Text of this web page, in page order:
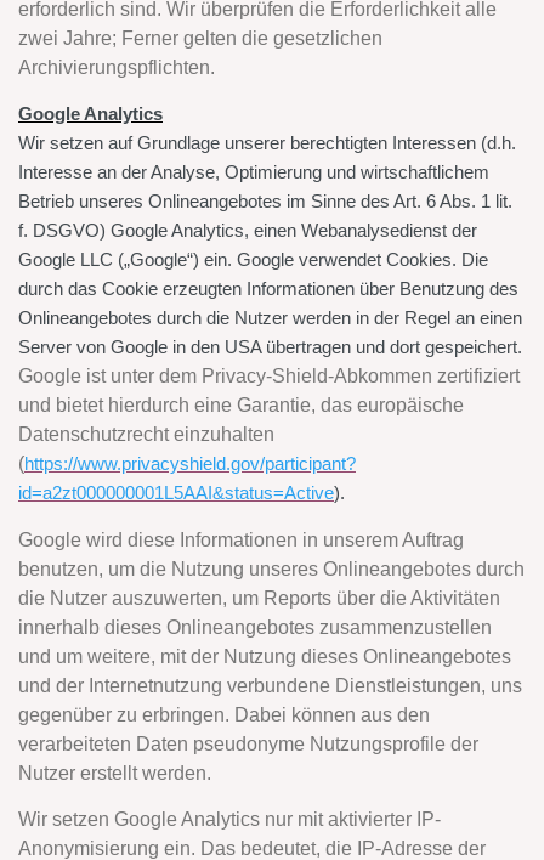
erforderlich sind. Wir überprüfen die Erforderlichkeit alle
zwei Jahre; Ferner gelten die gesetzlichen
Archivierungspflichten.
Google Analytics
Wir setzen auf Grundlage unserer berechtigten Interessen (d.h.
Interesse an der Analyse, Optimierung und wirtschaftlichem
Betrieb unseres Onlineangebotes im Sinne des Art. 6 Abs. 1 lit.
f. DSGVO) Google Analytics, einen Webanalysedienst der
Google LLC („Google“) ein. Google verwendet Cookies. Die
durch das Cookie erzeugten Informationen über Benutzung des
Onlineangebotes durch die Nutzer werden in der Regel an einen
Server von Google in den USA übertragen und dort gespeichert.
Google ist unter dem Privacy-Shield-Abkommen zertifiziert
und bietet hierdurch eine Garantie, das europäische
Datenschutzrecht einzuhalten
(https://www.privacyshield.gov/participant?
id=a2zt000000001L5AAI&status=Active).
Google wird diese Informationen in unserem Auftrag
benutzen, um die Nutzung unseres Onlineangebotes durch
die Nutzer auszuwerten, um Reports über die Aktivitäten
innerhalb dieses Onlineangebotes zusammenzustellen
und um weitere, mit der Nutzung dieses Onlineangebotes
und der Internetnutzung verbundene Dienstleistungen, uns
gegenüber zu erbringen. Dabei können aus den
verarbeiteten Daten pseudonyme Nutzungsprofile der
Nutzer erstellt werden.
Wir setzen Google Analytics nur mit aktivierter IP-
Anonymisierung ein. Das bedeutet, die IP-Adresse der